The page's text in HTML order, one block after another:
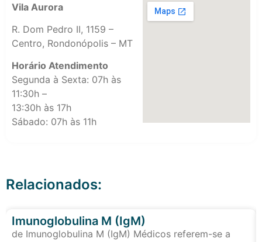
Vila Aurora
R. Dom Pedro II, 1159 –
Centro, Rondonópolis – MT
Horário Atendimento
Segunda à Sexta: 07h às
11:30h –
13:30h às 17h
Sábado: 07h às 11h
Relacionados:
Imunoglobulina M (IgM)
de Imunoglobulina M (IgM) Médicos referem-se a